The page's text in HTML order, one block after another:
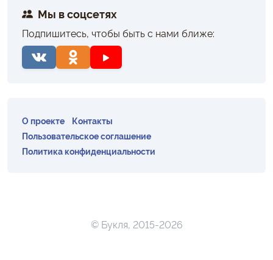
Мы в соцсетях
Подпишитесь, чтобы быть с нами ближе:
О проекте
Контакты
Пользовательское соглашение
Политика конфиденциальности
© Букля, 2015-2026